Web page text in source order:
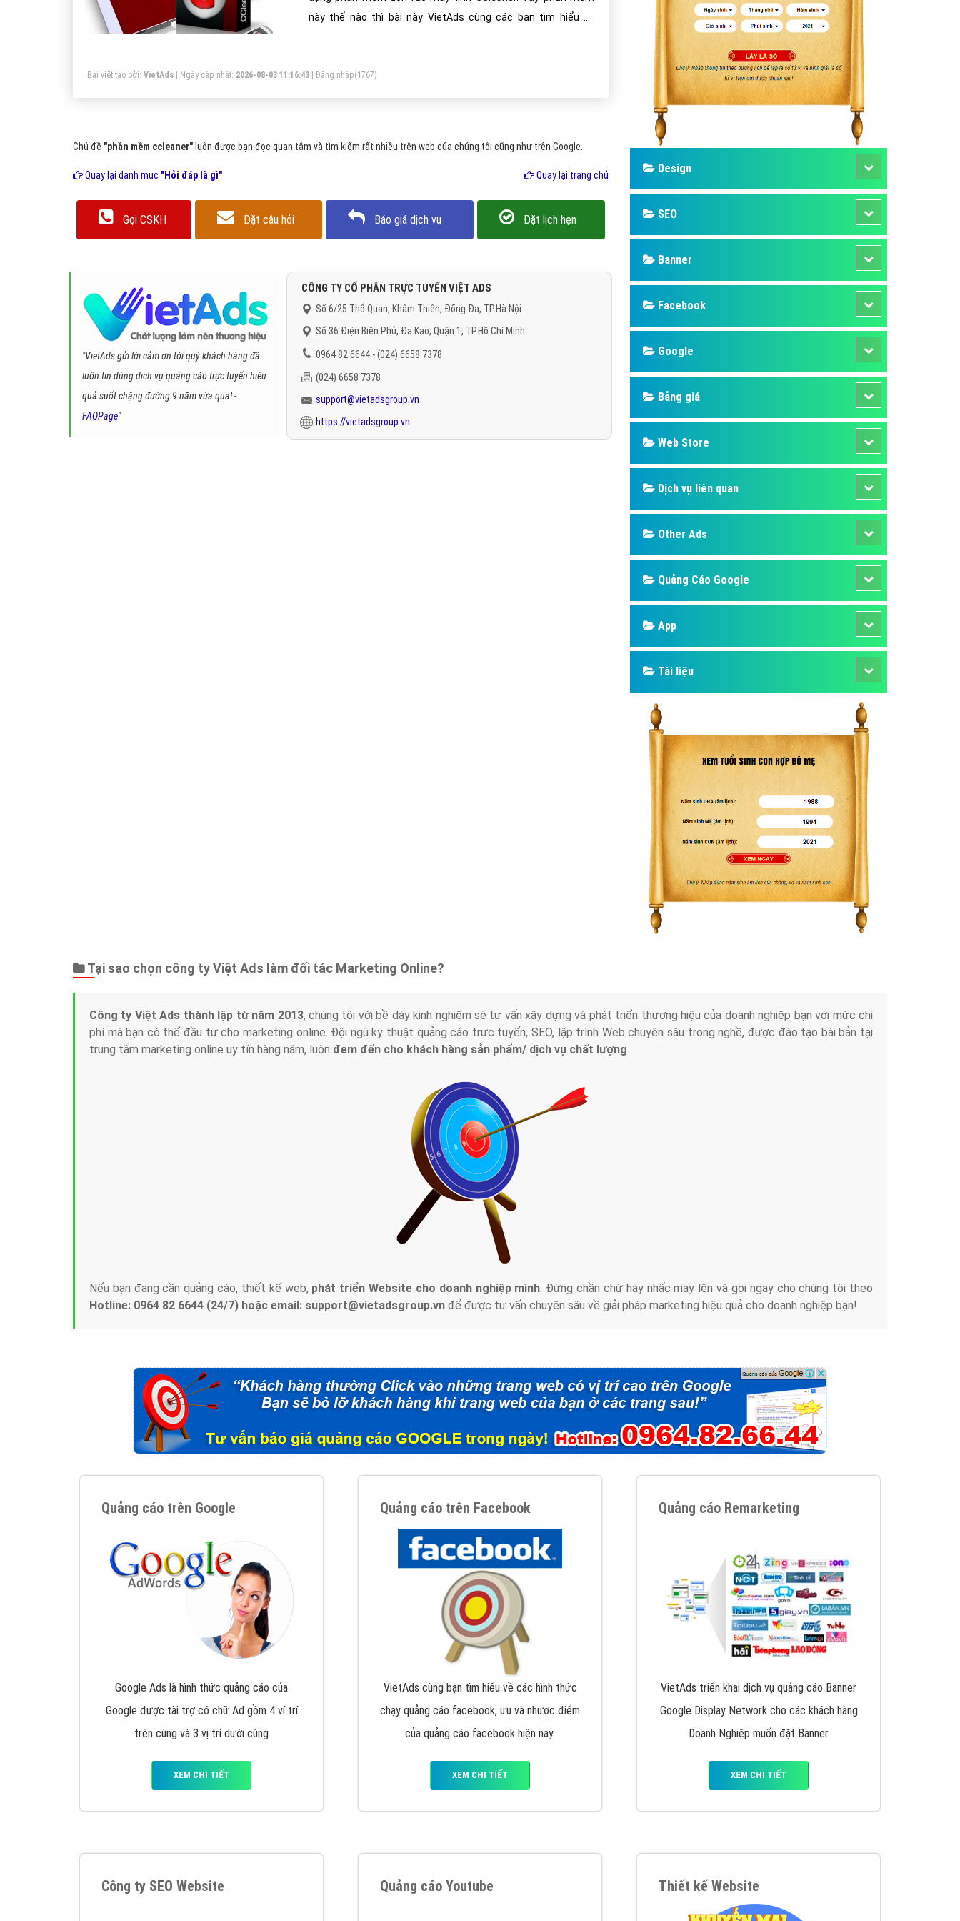
Hỏi đáp phần mềm
Hỏi đáp quảng cáo TVC
Hỏi đáp quảng cáo mobile
Hỏi đáp quảng cáo Online
Hỏi đáp quảng cáo Skype
Quảng cáo Youtube
Dịch vụ quảng cáo Youtube
Dịch vụ quảng cáo Cốc Cốc
Dịch vụ quảng cáo Tiktok
Dịch vụ quảng cáo Zalo
Định nghĩa
Nghĩa là gì
Phần mềm ứng dụng hay
này thế nào thì bài này VietAds cùng các bạn tìm hiểu về
Bài viết tạo bởi: VietAds | Ngày cập nhật: 2026-08-03 11:16:43 Đăng nhập(1767)
Chủ đề "phần mềm ccleaner" luôn được bạn đọc quan tâm và tìm kiếm rất nhiều trên web của chúng tôi cũng như trên Google.
Quay lại danh mục "Hỏi đáp là gì" Quay lại trang chủ
Gọi CSKH Đặt câu hỏi Báo giá dịch vụ Đặt lịch hẹn
"VietAds gửi lời cảm ơn tới quý khách hàng đã
luôn tin dùng dịch vụ quảng cáo trực tuyến hiệu
quả suốt chặng đường 9 năm vừa qua! -
FAQPage"
CÔNG TY CỔ PHẦN TRỰC TUYẾN VIỆT ADS
Số 6/25 Thổ Quan, Khâm Thiên, Đống Đa, TP.Hà Nội
Số 36 Điện Biên Phủ, Đa Kao, Quận 1, TP.Hồ Chí Minh
0964 82 6644 - (024) 6658 7378
(024) 6658 7378
support@vietadsgroup.vn
https://vietadsgroup.vn
Design
SEO
Banner
Facebook
Google
Bảng giá
Web Store
Dịch vụ liên quan
Other Ads
Quảng Cáo Google
App
Tài liệu
Tại sao chọn công ty Việt Ads làm đối tác Marketing Online?
Công ty Việt Ads thành lập từ năm 2013, chúng tôi với bề dày kinh nghiệm sẽ tư vấn xây dựng và phát triển thương hiệu của doanh nghiệp bạn với mức chi
phí mà bạn có thể đầu tư cho marketing online. Đội ngũ kỹ thuật quảng cáo trực tuyến, SEO, lập trình Web chuyên sâu trong nghề, được đào tạo bài bản tại
trung tâm marketing online uy tín hàng năm, luôn đem đến cho khách hàng sản phẩm/ dịch vụ chất lượng
Nếu bạn đang cần quảng cáo, thiết kế web, phát triển Website cho doanh nghiệp mình . Đừng chần chừ hãy nhấc máy lên và gọi ngay cho chúng tôi theo
Hotline: 0964 82 6644 (24/7) hoặc email: support@vietadsgroup.vn để được tư vấn chuyên sâu về giải pháp marketing hiệu quả cho doanh nghiệp bạn!
Quảng cáo trên Google
Google Ads là hình thức quảng cáo của
Google được tài trợ có chữ Ad gồm 4 ví trí
trên cùng và 3 vị trí dưới cùng
XEM CHI TIẾT
Quảng cáo trên Facebook
VietAds cùng bạn tìm hiểu về các hình thức
chạy quảng cáo facebook, ưu và nhược điểm
của quảng cáo facebook hiện nay.
XEM CHI TIẾT
Quảng cáo Remarketing
VietAds triển khai dịch vụ quảng cáo Banner
Google Display Network cho các khách hàng
Doanh Nghiệp muốn đặt Banner
XEM CHI TIẾT
Công ty SEO Website Quảng cáo Youtube Thiết kế Website